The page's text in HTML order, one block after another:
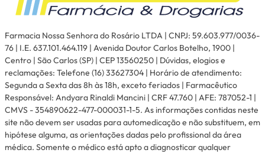
Farmacia Nossa Senhora do Rosário LTDA | CNPJ: 59.603.977/0036-
76 | I.E. 637.101.464.119 | Avenida Doutor Carlos Botelho, 1900 |
Centro | São Carlos (SP) | CEP 13560250 | Dúvidas, elogios e
reclamações: Telefone (16) 33627304 | Horário de atendimento:
Segunda a Sexta das 8h às 18h, exceto feriados | Farmacêutico
Responsável: Andyara Rinaldi Mancini | CRF 47.760 | AFE: 787052-1 |
CMVS - 354890622-477-000031-1-5. As informações contidas neste
site não devem ser usadas para automedicação e não substituem, em
hipótese alguma, as orientações dadas pelo profissional da área
médica. Somente o médico está apto a diagnosticar qualquer